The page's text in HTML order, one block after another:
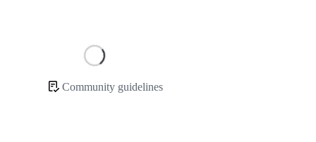
Community guidelines